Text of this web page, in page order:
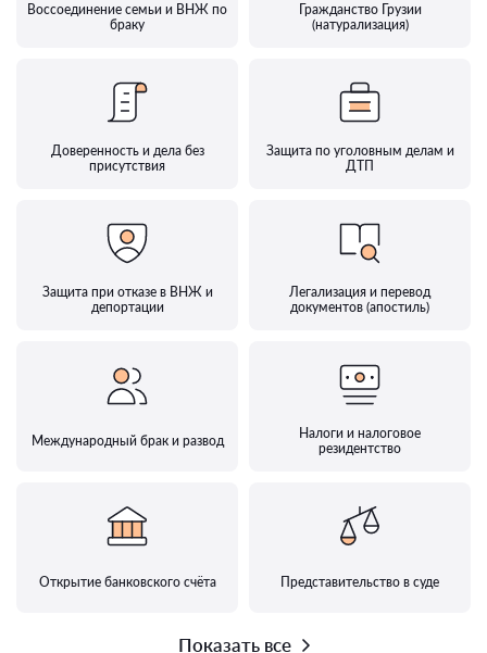
Воссоединение семьи и ВНЖ по
браку
Гражданство Грузии
(натурализация)
Доверенность и дела без
присутствия
Защита по уголовным делам и
ДТП
Защита при отказе в ВНЖ и
депортации
Легализация и перевод
документов (апостиль)
Международный брак и развод
Налоги и налоговое
резидентство
Открытие банковского счёта Представительство в суде
Показать все